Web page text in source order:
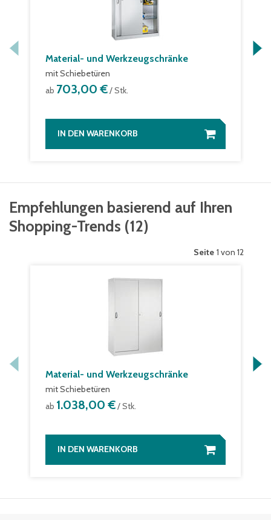
Material- und Werkzeugschränke
mit Schiebetüren
ab 703,00 €/ Stk.
IN DEN WARENKORB
Empfehlungen basierend auf Ihren
Shopping-Trends (12)
Seite 1 von 12
Material- und Werkzeugschränke
mit Schiebetüren
ab 1.038,00 €/ Stk.
IN DEN WARENKORB